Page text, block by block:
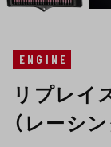
ENGINE
リプレイ
（レーシ